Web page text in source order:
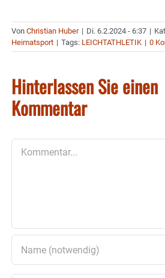
Von Christian Huber | Di. 6.2.2024 - 6:37 |
Heimatsport | Tags: LEICHTATHLETIK | 0
Hinterlassen Sie einen
Kommentar